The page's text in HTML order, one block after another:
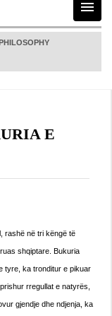
E
rashë në tri këngë të
shqiptare. Bukuria
tyre, ka tronditur e pikuar
rregullat e natyrës,
gjendje dhe ndjenja, ka